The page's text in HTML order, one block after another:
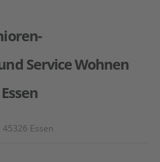
Service Wohnen
Essen